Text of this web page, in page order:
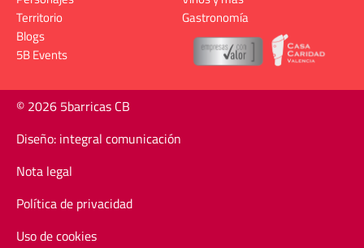
Territorio
Gastronomía
Blogs
5B Events
© 2026 5barricas CB
Diseño: integral comunicación
Nota legal
Política de privacidad
Uso de cookies